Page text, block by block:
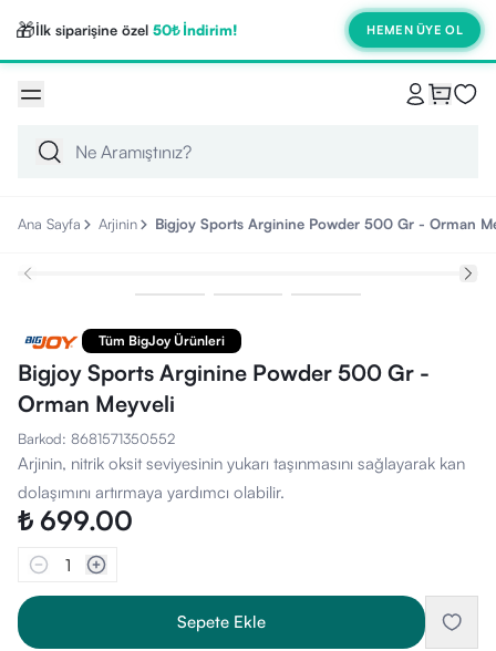
🎁İlk siparişine özel 50₺ İndirim! HEMEN ÜYE OL
Ana Sayfa Arjinin Bigjoy Sports Arginine Powder 500 Gr - Orman
Tüm BigJoy Ürünleri
Bigjoy Sports Arginine Powder 500 Gr -
Orman Meyveli
Barkod: 8681571350552
Arjinin, nitrik oksit seviyesinin yukarı taşınmasını sağlayarak kan
dolaşımını artırmaya yardımcı olabilir.
₺ 699.00
1
Sepete Ekle